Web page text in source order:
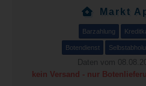
Markt
Barzahlung
Botendienst
Daten vom
kein Versand - nur